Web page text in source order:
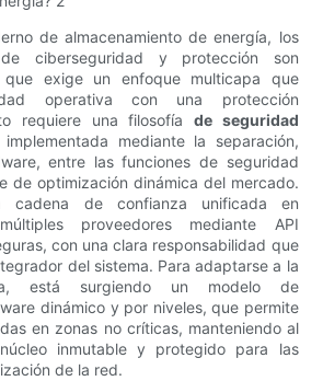
de almacenamiento de energía, los
ciberseguridad y protección son
que exige un enfoque multicapa que
operativa con una protección
requiere una filosofía de seguridad
mediante la separación,
entre las funciones de seguridad
de optimización dinámica del mercado.
cadena de confianza unificada en
proveedores mediante API
con una clara responsabilidad que
del sistema. Para adaptarse a la
está surgiendo un modelo de
dinámico y por niveles, que permite
en zonas no críticas, manteniendo al
inmutable y protegido para las
de la red.